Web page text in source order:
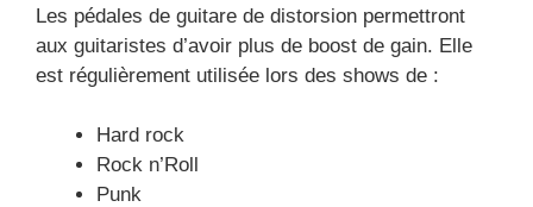
Les pédales de guitare de distorsion permettront
aux guitaristes d’avoir plus de boost de gain. Elle
est régulièrement utilisée lors des shows de :
Hard rock
Rock n’Roll
Punk